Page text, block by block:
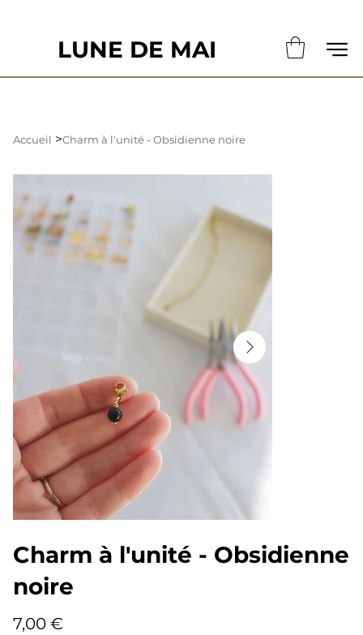
LUNE DE MAI
Accueil >Charm à l'unité - Obsidienne noire
Charm à l'unité - Obsidienne
noire
7,00 €